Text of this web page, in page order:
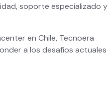
soporte especializado y
en Chile, Tecnoera
a los desafíos actuales